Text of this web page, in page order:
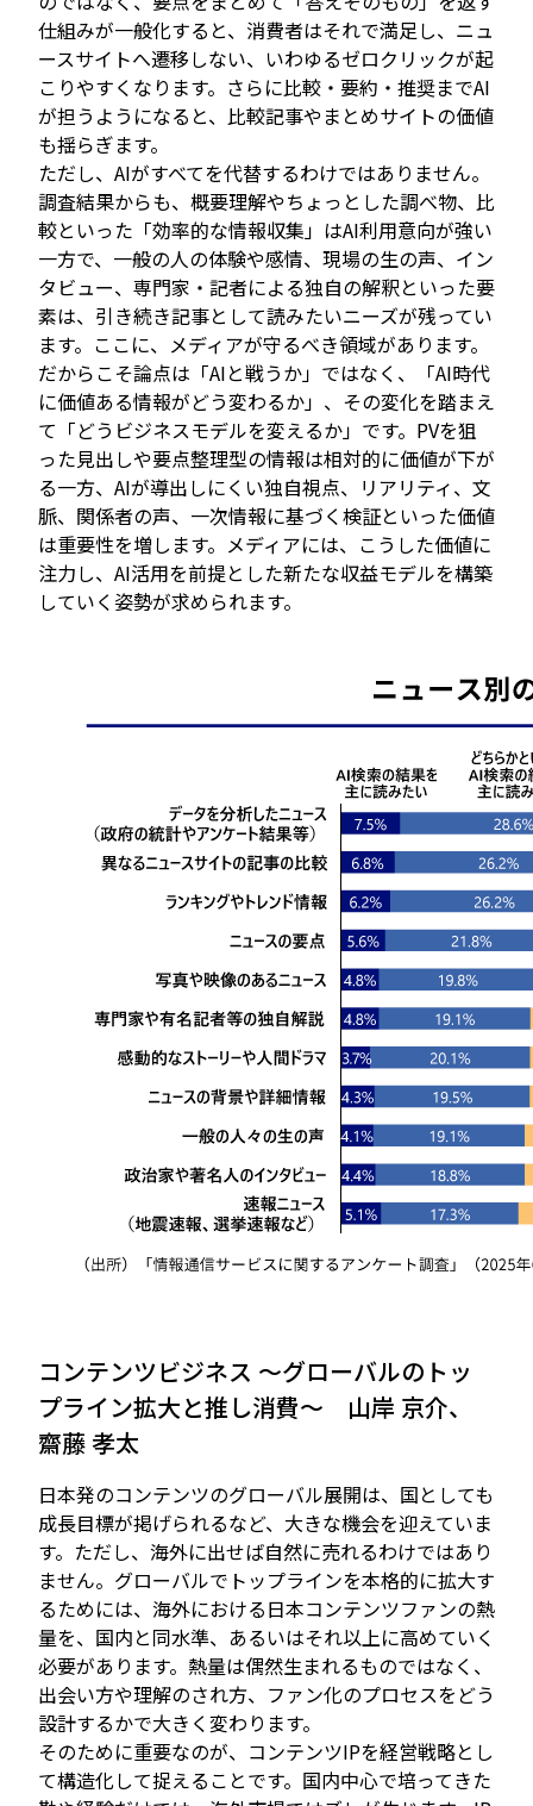
仕組みが一般化すると、消費者はそれで満足し、ニュ
ースサイトへ遷移しない、いわゆるゼロクリックが起
こりやすくなります。さらに比較・要約・推奨までAI
が担うようになると、比較記事やまとめサイトの価値
も揺らぎます。
ただし、AIがすべてを代替するわけではありません。
調査結果からも、概要理解やちょっとした調べ物、比
較といった「効率的な情報収集」はAI利用意向が強い
一方で、一般の人の体験や感情、現場の生の声、イン
タビュー、専門家・記者による独自の解釈といった要
素は、引き続き記事として読みたいニーズが残ってい
ます。ここに、メディアが守るべき領域があります。
だからこそ論点は「AIと戦うか」ではなく、「AI時代
に価値ある情報がどう変わるか」、その変化を踏まえ
て「どうビジネスモデルを変えるか」です。PVを狙
った見出しや要点整理型の情報は相対的に価値が下が
る一方、AIが導出しにくい独自視点、リアリティ、文
脈、関係者の声、一次情報に基づく検証といった価値
は重要性を増します。メディアには、こうした価値に
注力し、AI活用を前提とした新たな収益モデルを構築
していく姿勢が求められます。
コンテンツビジネス ～グローバルのトッ
プライン拡大と推し消費～ 山岸 京介、
齋藤 孝太
日本発のコンテンツのグローバル展開は、国としても
成長目標が掲げられるなど、大きな機会を迎えていま
す。ただし、海外に出せば自然に売れるわけではあり
ません。グローバルでトップラインを本格的に拡大す
るためには、海外における日本コンテンツファンの熱
量を、国内と同水準、あるいはそれ以上に高めていく
必要があります。熱量は偶然生まれるものではなく、
出会い方や理解のされ方、ファン化のプロセスをどう
設計するかで大きく変わります。
そのために重要なのが、コンテンツIPを経営戦略とし
て構造化して捉えることです。国内中心で培ってきた